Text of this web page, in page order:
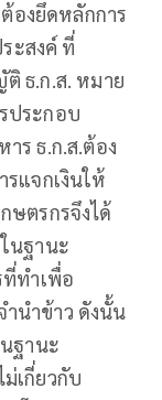
องยึดหลักการ
ะสงค์ ที่
ธ.ก.ส. หมาย
ประกอบ
ร ธ.ก.ส.ต้อง
แจกเงินให้
ษตรกรจึงได้
นฐานะ
ที่ทำเพื่อ
ำนำข้าว ดังนั้น
ฐานะ
เกี่ยวกับ